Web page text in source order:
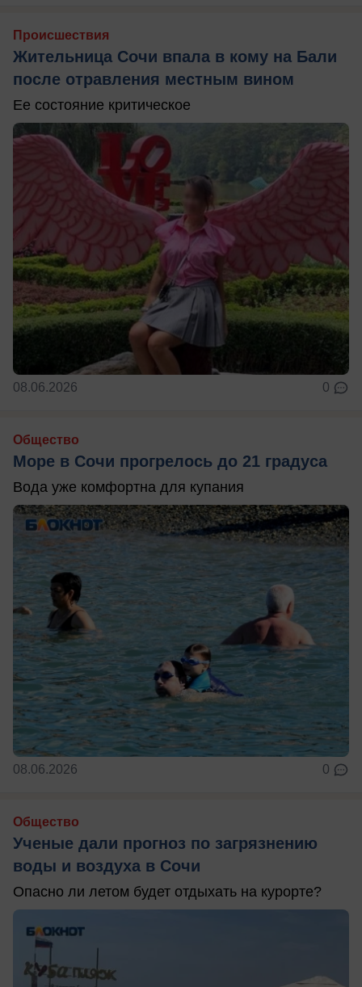
Происшествия
Жительница Сочи впала в кому на Бали
после отравления местным вином
Ее состояние критическое
08.06.2026 0
Общество
Море в Сочи прогрелось до 21 градуса
Вода уже комфортна для купания
08.06.2026 0
Общество
Ученые дали прогноз по загрязнению
воды и воздуха в Сочи
Опасно ли летом будет отдыхать на курорте?